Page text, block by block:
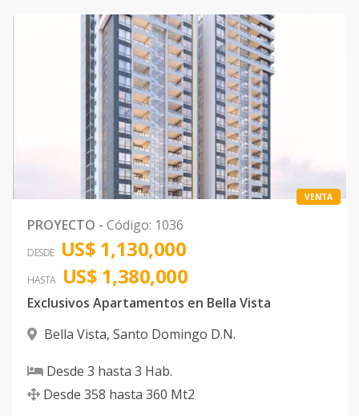
VENTA
PROYECTO - Código: 1036
DESDE US$ 1,130,000
HASTA US$ 1,380,000
Exclusivos Apartamentos en Bella Vista
Bella Vista, Santo Domingo D.N.
Desde 3 hasta 3 Hab.
Desde 358 hasta 360 Mt2